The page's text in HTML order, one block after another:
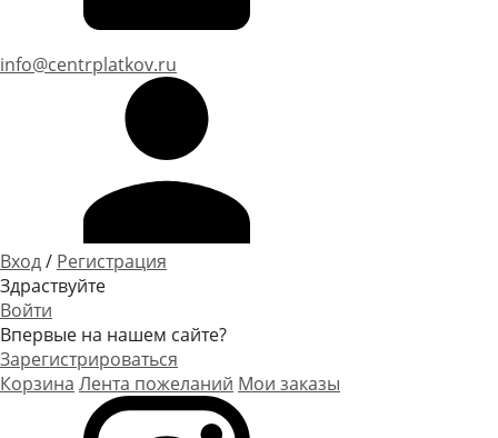
info@centrplatkov.ru
Вход/ Регистрация
Здраствуйте
Войти
Впервые на нашем сайте?
Зарегистрироваться
Корзина Лента пожеланий Мои заказы